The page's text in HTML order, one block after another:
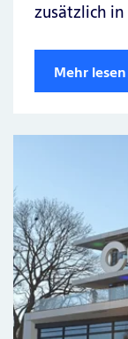
zusätzlich in
Mehr lesen